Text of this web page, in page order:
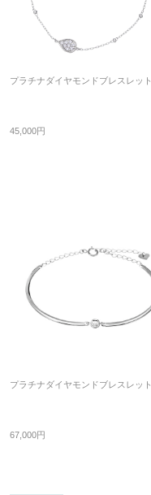
プラチナダイヤモンドブレスレット
45,000円
プラチナダイヤモンドブレスレット
67,000円